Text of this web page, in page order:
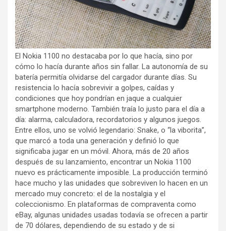
El Nokia 1100 no destacaba por lo que hacía, sino por
cómo lo hacía durante años sin fallar. La autonomía de su
batería permitía olvidarse del cargador durante días. Su
resistencia lo hacía sobrevivir a golpes, caídas y
condiciones que hoy pondrían en jaque a cualquier
smartphone moderno. También traía lo justo para el día a
día: alarma, calculadora, recordatorios y algunos juegos.
Entre ellos, uno se volvió legendario: Snake, o “la viborita”,
que marcó a toda una generación y definió lo que
significaba jugar en un móvil. Ahora, más de 20 años
después de su lanzamiento, encontrar un Nokia 1100
nuevo es prácticamente imposible. La producción terminó
hace mucho y las unidades que sobreviven lo hacen en un
mercado muy concreto: el de la nostalgia y el
coleccionismo. En plataformas de compraventa como
eBay, algunas unidades usadas todavía se ofrecen a partir
de 70 dólares, dependiendo de su estado y de si